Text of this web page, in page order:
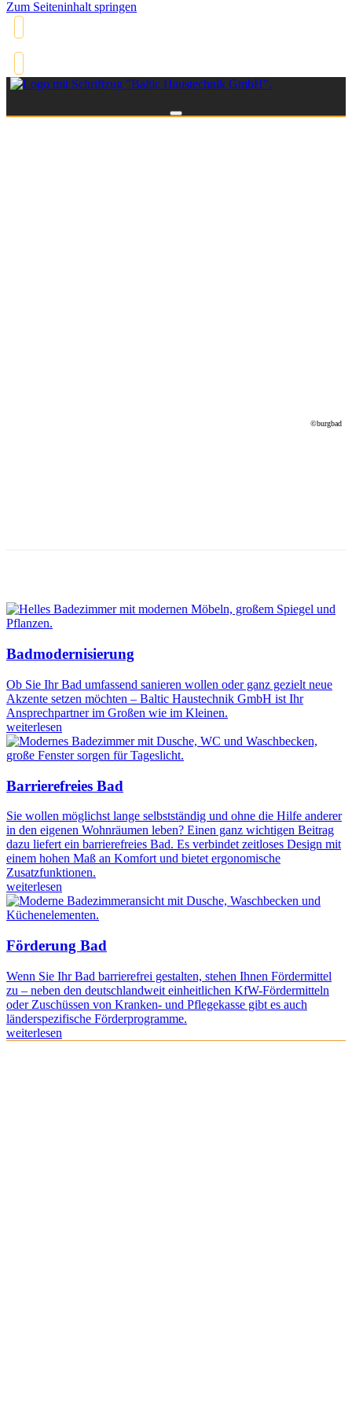
Zum Seiteninhalt springen
0173 2060986
©burgbad
Badmodernisierung
Ob Sie Ihr Bad umfassend sanieren wollen oder ganz gezielt neue
Akzente setzen möchten – Baltic Haustechnik GmbH ist Ihr
Ansprechpartner im Großen wie im Kleinen.
weiterlesen
Barrierefreies Bad
Sie wollen möglichst lange selbstständig und ohne die Hilfe anderer
in den eigenen Wohnräumen leben? Einen ganz wichtigen Beitrag
dazu liefert ein barrierefreies Bad. Es verbindet zeitloses Design mit
einem hohen Maß an Komfort und bietet ergonomische
Zusatzfunktionen.
weiterlesen
Förderung Bad
Wenn Sie Ihr Bad barrierefrei gestalten, stehen Ihnen Fördermittel
zu – neben den deutschlandweit einheitlichen KfW-Fördermitteln
oder Zuschüssen von Kranken- und Pflegekasse gibt es auch
länderspezifische Förderprogramme.
weiterlesen